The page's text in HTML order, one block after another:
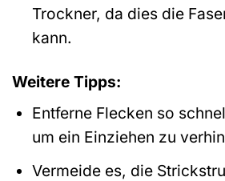
Trockner, da dies die
kann.
Weitere Tipps:
Entferne Flecken so
um ein Einziehen zu
Vermeide es, die